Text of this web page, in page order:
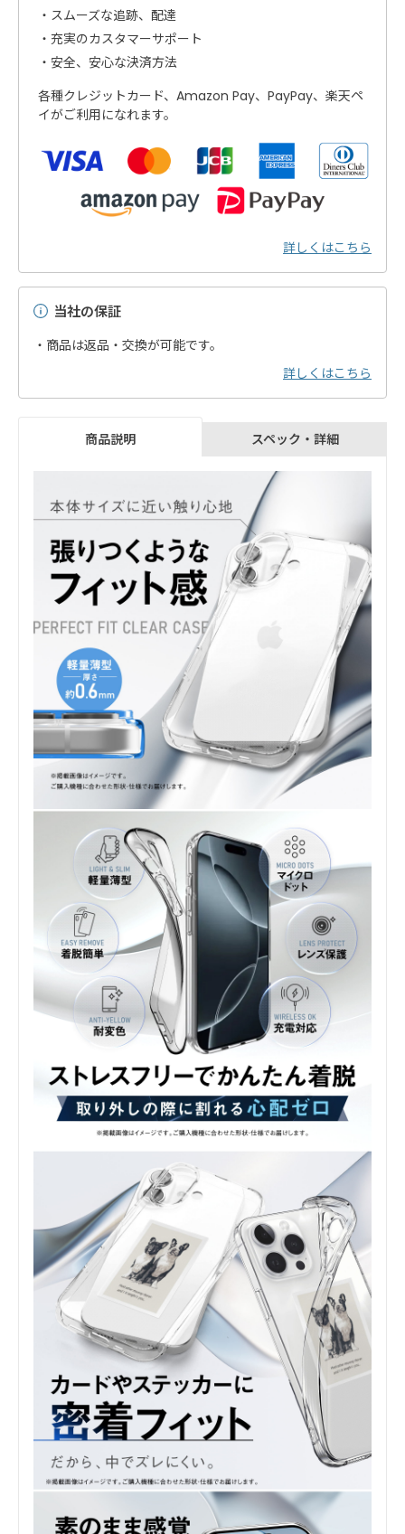
商品説明 スペック・詳細
スムーズな追跡、配達
充実のカスタマーサポート
安全、安心な決済方法
各種クレジットカード、Amazon Pay、PayPay、楽天ペ
イがご利用になれます。
詳しくはこちら
当社の保証
・商品は返品・交換が可能です。
詳しくはこちら